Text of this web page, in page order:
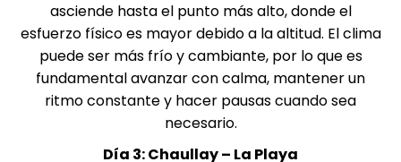
asciende hasta el punto más alto, donde el
esfuerzo físico es mayor debido a la altitud. El clima
puede ser más frío y cambiante, por lo que es
fundamental avanzar con calma, mantener un
ritmo constante y hacer pausas cuando sea
necesario.
Día 3: Chaullay – La Playa